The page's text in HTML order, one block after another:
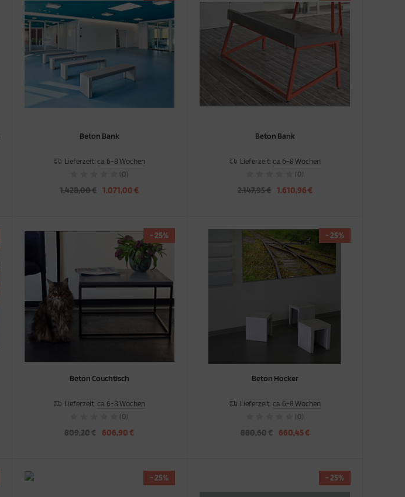
Beton Bank
Lieferzeit: ca. 6-8 Wochen
(0)
1.428,00 € 1.071,00 €
Beton Bank
Lieferzeit: ca. 6-8 Wochen
(0)
2.147,95 € 1.610,96 €
Beton Couchtisch
Lieferzeit: ca. 6-8 Wochen
(0)
809,20 € 606,90 €
- 25%
Beton Hocker
Lieferzeit: ca. 6-8 Wochen
(0)
880,60 € 660,45 €
- 25%
- 25% - 25%